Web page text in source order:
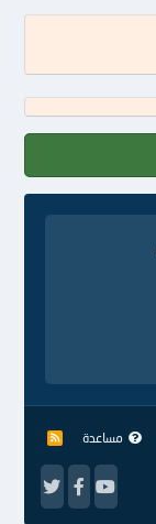
مساعدة
R
S